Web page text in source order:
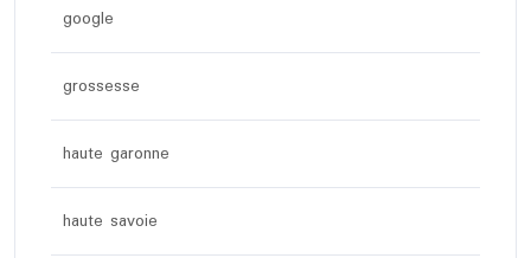
google
grossesse
haute garonne
haute savoie